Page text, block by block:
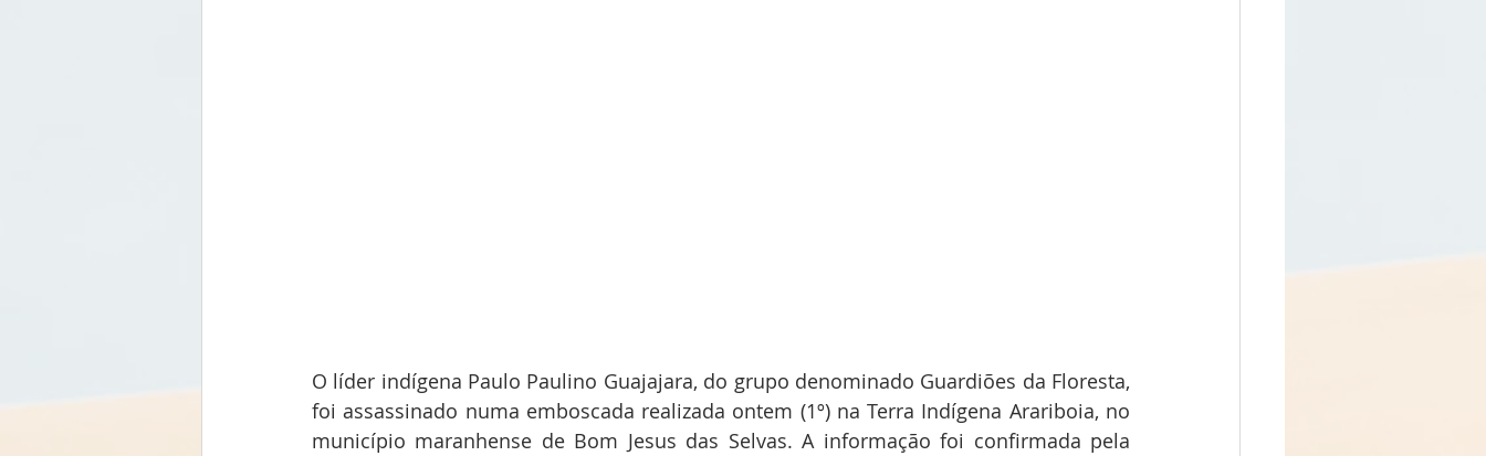
O líder indígena Paulo Paulino Guajajara, do grupo denominado Guardiões da Floresta,
foi assassinado numa emboscada realizada ontem (1º) na Terra Indígena Arariboia, no
município maranhense de Bom Jesus das Selvas. A informação foi confirmada pela